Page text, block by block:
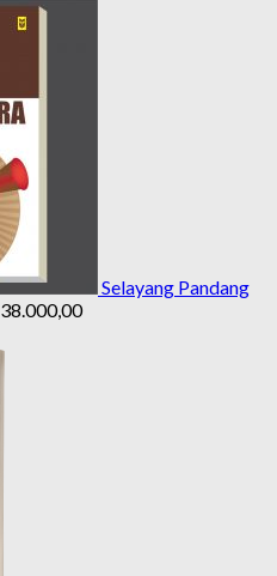
Selayang Pandang
38.000,00